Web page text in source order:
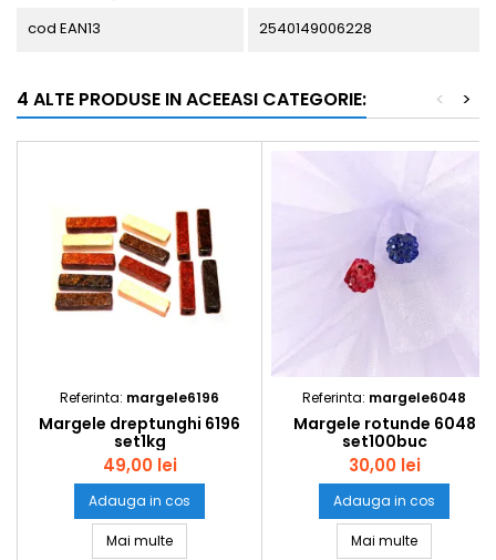
cod EAN13 2540149006228
4 ALTE PRODUSE IN ACEEASI CATEGORIE: >
<
Referinta: margele6196
Margele dreptunghi 6196
set1kg
49,00 lei
Adauga in cos
Mai multeMargele dreptunghi 6196 set1kg
Referinta: margele6048
Margele rotunde 6048
set100buc
30,00 lei
Adauga in cos
Mai multeMargele